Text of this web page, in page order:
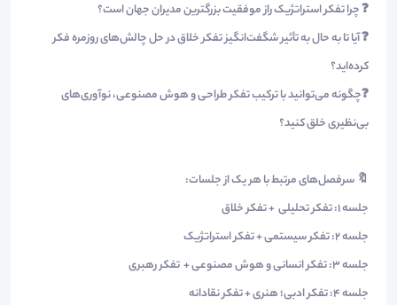
❓ چرا تفکر استراتژیک راز موفقیت بزرگترین مدیران جهان است؟
❓ آیا تا به حال به تأثیر شگفت‌انگیز تفکر خلاق در حل چالش‌های روزمره فکر
کرده‌اید؟
❓چگونه می‌توانید با ترکیب تفکر طراحی و هوش مصنوعی، نوآوری‌های
بی‌نظیری خلق کنید؟
🔖 سرفصل‌های مرتبط با هر یک از جلسات:
جلسه 1: تفکر تحلیلی + تفکر خلاق
جلسه 2: تفکر سیستمی + تفکر استراتژیک
جلسه 3: تفکر انسانی و هوش مصنوعی + تفکر رهبری
جلسه 4: تفکر ادبی؛ هنری + تفکر نقادانه